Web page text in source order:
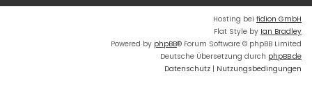
Hosting bei fidion GmbH
Flat Style by Ian Bradley
Powered by phpBB® Forum Software © phpBB Limited
Deutsche Übersetzung durch phpBB.de
Datenschutz | Nutzungsbedingungen